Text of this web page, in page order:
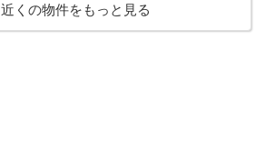
近くの物件をもっと見る